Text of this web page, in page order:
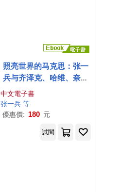
照亮世界的马克思：张一
兵与齐泽克、哈维、奈格
里等学者的对话 (電子書)
中文電子書
张一兵 等
優惠價: 180 元
試閱